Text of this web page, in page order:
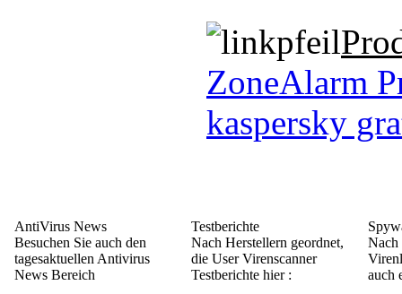
ZoneAlarm
kaspersky
AntiVirus News
Besuchen Sie auch den
tagesaktuellen Antivirus
News Bereich
Testberichte
Nach Herstellern geordnet,
die User Virenscanner
Testberichte hier :
Nach
auch